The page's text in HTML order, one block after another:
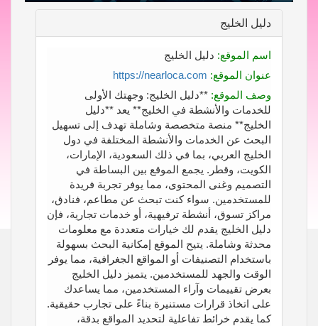
دليل الخليج
اسم الموقع: دليل الخليج
عنوان الموقع: https://nearloca.com
وصف الموقع: **دليل الخليج: وجهتك الأولى
للخدمات والأنشطة في الخليج** يعد **دليل
الخليج** منصة متخصصة وشاملة تهدف إلى تسهيل
البحث عن الخدمات والأنشطة المختلفة في دول
الخليج العربي، بما في ذلك السعودية، الإمارات،
الكويت، وقطر. يجمع الموقع بين البساطة في
التصميم وغنى المحتوى، مما يوفر تجربة فريدة
للمستخدمين. سواء كنت تبحث عن مطاعم، فنادق،
مراكز تسوق، أنشطة ترفيهية، أو خدمات تجارية، فإن
دليل الخليج يقدم لك خيارات متعددة مع معلومات
محدثة وشاملة. يتيح الموقع إمكانية البحث بسهولة
باستخدام التصنيفات أو المواقع الجغرافية، مما يوفر
الوقت والجهد للمستخدمين. يتميز دليل الخليج
بعرض تقييمات وآراء المستخدمين، مما يساعدك
على اتخاذ قرارات مستنيرة بناءً على تجارب حقيقية.
كما يقدم خرائط تفاعلية لتحديد المواقع بدقة،